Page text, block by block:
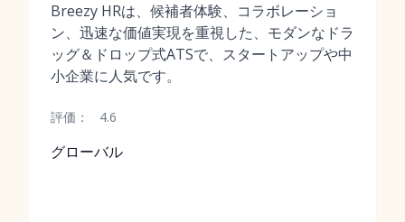
Breezy HRは、候補者体験、コラボレーショ
ン、迅速な価値実現を重視した、モダンなドラ
ッグ＆ドロップ式ATSで、スタートアップや中
小企業に人気です。
評価： 4.6
グローバル